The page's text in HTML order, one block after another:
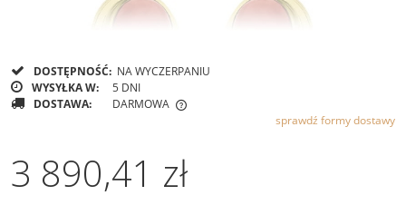
DOSTĘPNOŚĆ: NA WYCZERPANIU
WYSYŁKA W:
5 DNI
DOSTAWA:
DARMOWA
CENA NIE ZAWIERA EWENTUALNYCH KOSZTÓW PŁATNOŚCI
sprawdź formy dostawy
3 890,41 zł